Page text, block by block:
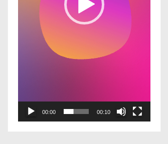
d
00:00 00:10